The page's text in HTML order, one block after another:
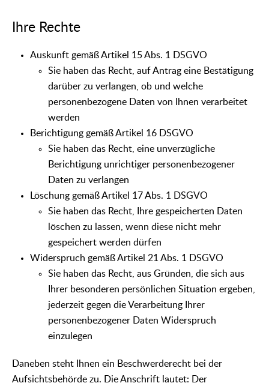
Ihre Rechte
Auskunft gemäß Artikel 15 Abs. 1 DSGVO
Sie haben das Recht, auf Antrag eine Bestätigung
darüber zu verlangen, ob und welche
personenbezogene Daten von Ihnen verarbeitet
werden
Berichtigung gemäß Artikel 16 DSGVO
Sie haben das Recht, eine unverzügliche
Berichtigung unrichtiger personenbezogener
Daten zu verlangen
Löschung gemäß Artikel 17 Abs. 1 DSGVO
Sie haben das Recht, Ihre gespeicherten Daten
löschen zu lassen, wenn diese nicht mehr
gespeichert werden dürfen
Widerspruch gemäß Artikel 21 Abs. 1 DSGVO
Sie haben das Recht, aus Gründen, die sich aus
Ihrer besonderen persönlichen Situation ergeben,
jederzeit gegen die Verarbeitung Ihrer
personenbezogener Daten Widerspruch
einzulegen
Daneben steht Ihnen ein Beschwerderecht bei der
Aufsichtsbehörde zu. Die Anschrift lautet: Der